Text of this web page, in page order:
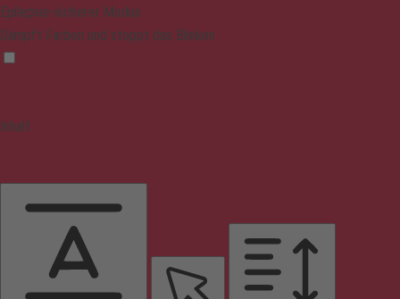
Epilepsie-sicherer Modus
Dämpft Farben und stoppt das Blinken
Inhalt